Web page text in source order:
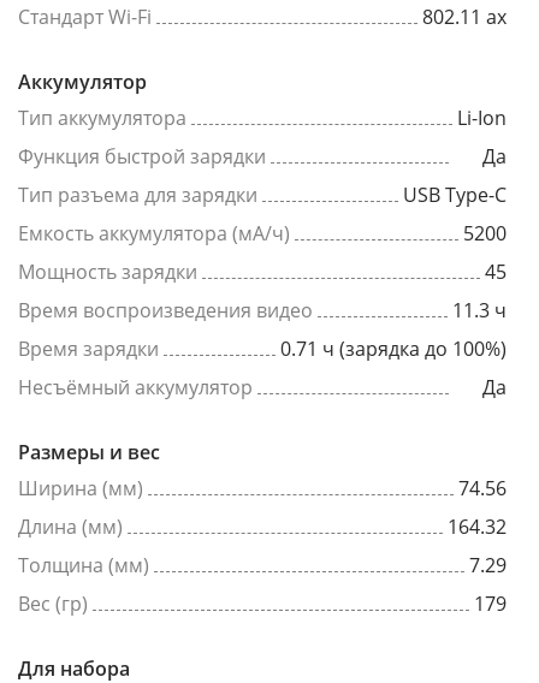
Стандарт Wi-Fi
802.11 ax
Аккумулятор
Тип аккумулятора
Li-Ion
Функция быстрой зарядки
Да
Тип разъема для зарядки
USB Type-C
Емкость аккумулятора (мА/ч)
5200
Мощность зарядки
45
Время воспроизведения видео
11.3 ч
Время зарядки
0.71 ч (зарядка до 100%)
Несъёмный аккумулятор
Да
Размеры и вес
Ширина (мм)
74.56
Длина (мм)
164.32
Толщина (мм)
7.29
Вес (гр)
179
Для набора